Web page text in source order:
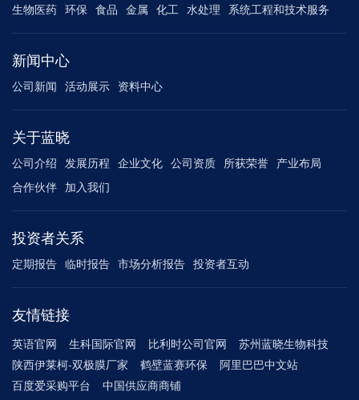
生物医药 环保 食品 金属 化工 水处理 系统工程和技术服务
新闻中心
公司新闻 活动展示 资料中心
关于蓝晓
公司介绍 发展历程 企业文化 公司资质 所获荣誉 产业布局
合作伙伴 加入我们
投资者关系
定期报告 临时报告 市场分析报告 投资者互动
友情链接
英语官网 生科国际官网 比利时公司官网
苏州蓝晓生物科技
陕西伊莱柯-双极膜厂家
鹤壁蓝赛环保
阿里巴巴中文站
百度爱采购平台
中国供应商商铺